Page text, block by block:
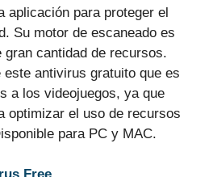
aplicación para proteger el
Su motor de escaneado es
gran cantidad de recursos.
este antivirus gratuito que es
a los videojuegos, ya que
optimizar el uso de recursos
para PC y MAC.